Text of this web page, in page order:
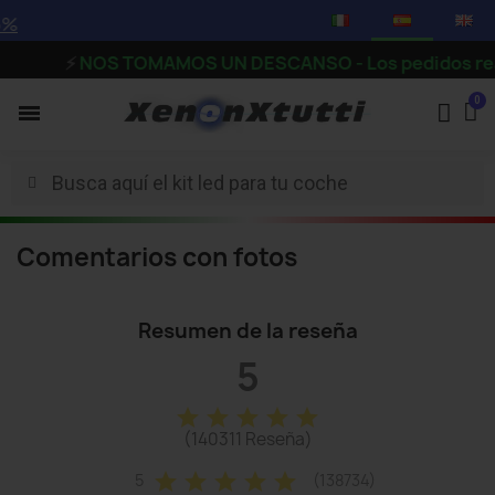
NOS TOMAMOS UN DESCANSO - Los
Comentarios con fotos
Resumen de la reseña
5
star star star star star
(140311 Reseña)
star star star star star